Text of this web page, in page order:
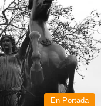
En Portada